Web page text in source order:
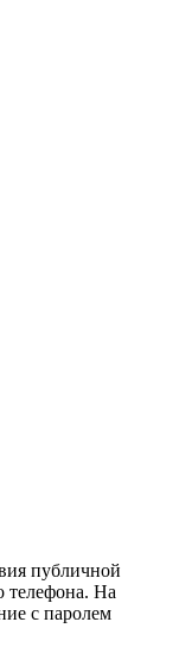
публичной
телефона. На
с паролем